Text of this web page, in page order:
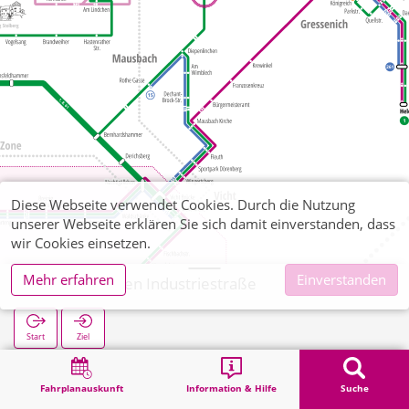
Fahrplanauskunft Information & Hilfe Suche
Diepenlinchen Industriestraße
Start Ziel
Diepenlinchen Industriestraße
Diese Webseite verwendet Cookies. Durch die Nutzung
unserer Webseite erklären Sie sich damit einverstanden, dass
wir Cookies einsetzen.
Mehr erfahren
Einverstanden